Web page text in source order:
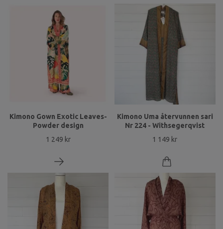
Kimono Gown Exotic Leaves-
Powder design
1 249 kr
Kimono Uma återvunnen sari
Nr 224 - Withsegerqvist
1 149 kr